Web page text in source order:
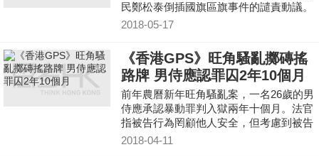
民鄭松泰倒插國旗區旗事件的譴責動議。
鄭松泰得以保留議席。
2018-05-17
《香港GPS》旺角騷亂擲磚搖
路牌 男侍應認罪囚2年10個月
前年農曆新年旺角騷亂案，一名26歲的男
侍應承認暴動罪判入獄兩年十個月。法官
指被告行為罔顧他人安全，但考慮到被告
當日沒有戴帽及口罩，相信是無預謀犯
2018-04-11